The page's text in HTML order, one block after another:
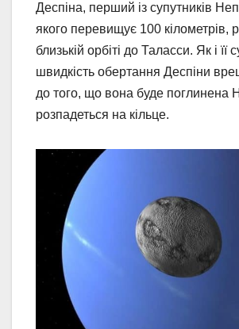
Деспіна, перший із супутників
якого перевищує 100 кілометрів,
близькій орбіті до Таласси. Як і її
швидкість обертання Деспіни
до того, що вона буде поглинена
розпадеться на кільце.